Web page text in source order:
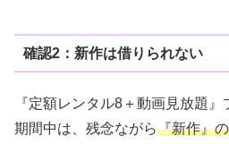
確認2：新作は借りられない
『定額レンタル8＋動画見放題
期間中は、残念ながら『新作』